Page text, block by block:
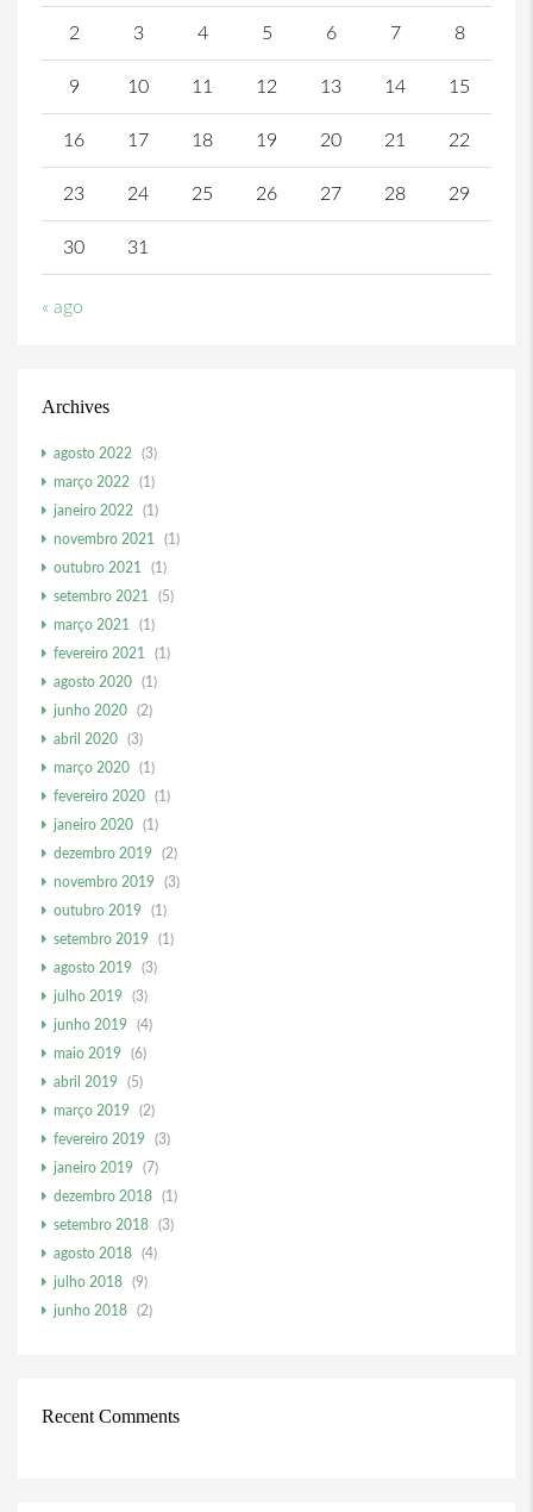
2 3 4 5 6 7 8
9 10 11 12 13 14 15
16 17 18 19 20 21 22
23 24 25 26 27 28 29
30 31
« ago
Archives
agosto 2022
(3)
março 2022
(1)
janeiro 2022
(1)
novembro 2021
(1)
outubro 2021
(1)
setembro 2021
(5)
março 2021
(1)
fevereiro 2021
(1)
agosto 2020
(1)
junho 2020
(2)
abril 2020
(3)
março 2020
(1)
fevereiro 2020
(1)
janeiro 2020
(1)
dezembro 2019
(2)
novembro 2019
(3)
outubro 2019
(1)
setembro 2019
(1)
agosto 2019
(3)
julho 2019
(3)
junho 2019
(4)
maio 2019
(6)
abril 2019
(5)
março 2019
(2)
fevereiro 2019
(3)
janeiro 2019
(7)
dezembro 2018
(1)
setembro 2018
(3)
agosto 2018
(4)
julho 2018
(9)
junho 2018
(2)
Recent Comments